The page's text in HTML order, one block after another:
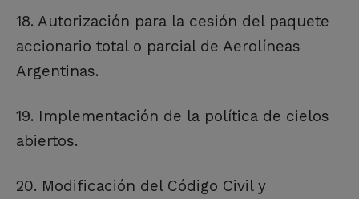
18. Autorización para la cesión del paquete
accionario total o parcial de Aerolíneas
Argentinas.
19. Implementación de la política de cielos
abiertos.
20. Modificación del Código Civil y